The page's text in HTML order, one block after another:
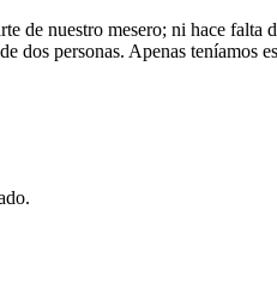
de nuestro mesero; ni hace falta
personas. Apenas teníamos